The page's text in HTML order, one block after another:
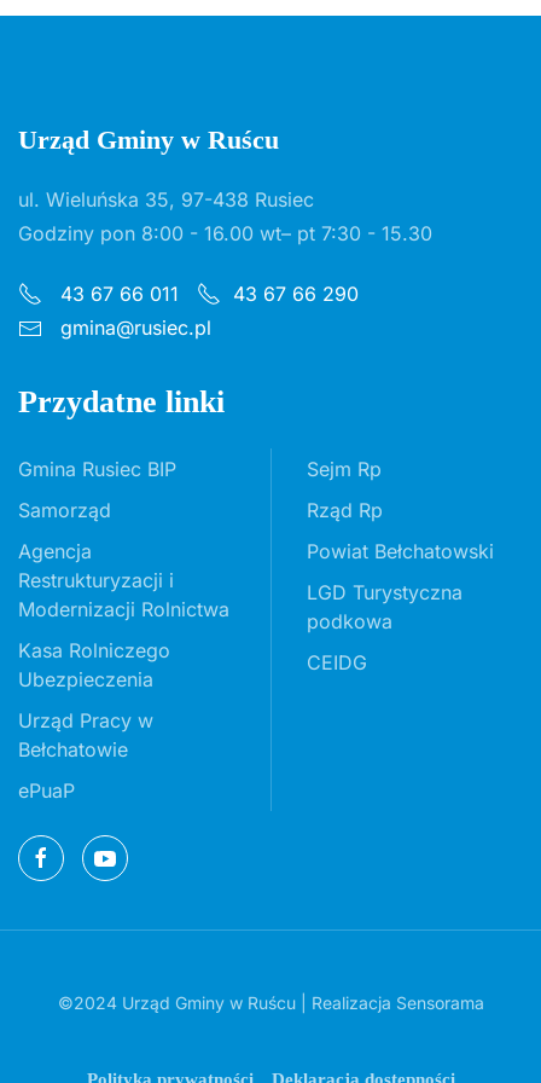
Urząd Gminy w Ruścu
ul. Wieluńska 35, 97-438 Rusiec
Godziny pon 8:00 - 16.00 wt– pt 7:30 - 15.30
43 67 66 011
43 67 66 290
gmina@rusiec.pl
Przydatne linki
Gmina Rusiec BIP
Samorząd
Agencja
Restrukturyzacji i
Modernizacji Rolnictwa
Kasa Rolniczego
Ubezpieczenia
Urząd Pracy w
Bełchatowie
ePuaP
Sejm Rp
Rząd Rp
Powiat Bełchatowski
LGD Turystyczna
podkowa
CEIDG
©2024 Urząd Gminy w Ruścu | Realizacja Sensorama
Polityka prywatności Deklaracja dostępności